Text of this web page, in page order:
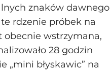
znaków dawnego
rdzenie próbek na
obecnie wstrzymana,
28 godzin
„mini błyskawic” na